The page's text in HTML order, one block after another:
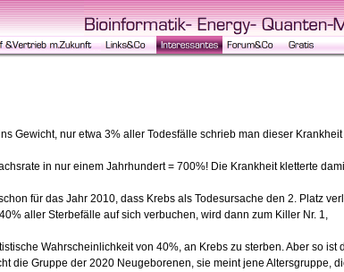
Gewicht, nur etwa 3% aller Todesfälle schrieb man dieser Krankheit
in nur einem Jahrhundert = 700%! Die Krankheit kletterte
für das Jahr 2010, dass Krebs als Todesursache den 2. Platz
aller Sterbefälle auf sich verbuchen, wird dann zum Killer Nr. 1,
Wahrscheinlichkeit von 40%, an Krebs zu sterben. Aber so ist
die Gruppe der 2020 Neugeborenen, sie meint jene Altersgruppe,